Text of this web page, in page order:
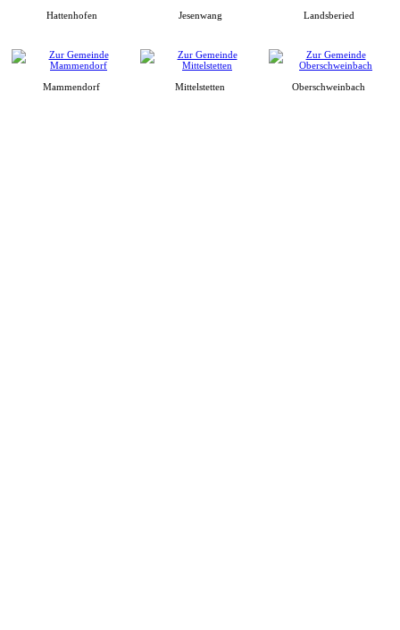
Hattenhofen Jesenwang Landsberied
Mammendorf Mittelstetten Oberschweinbach